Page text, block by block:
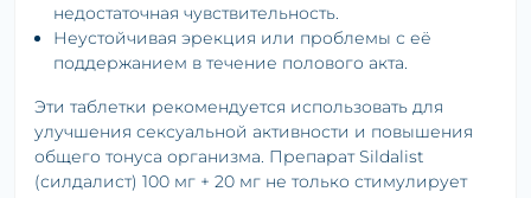
недостаточная чувствительность.
Неустойчивая эрекция или проблемы с её
поддержанием в течение полового акта.
Эти таблетки рекомендуется использовать для
улучшения сексуальной активности и повышения
общего тонуса организма. Препарат Sildalist
(силдалист) 100 мг + 20 мг не только стимулирует